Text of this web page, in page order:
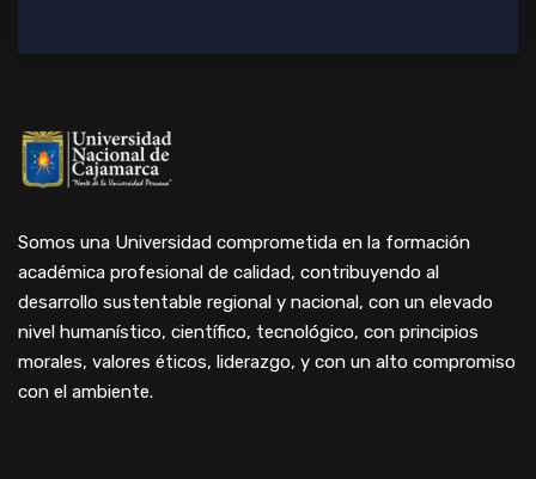
Somos una Universidad comprometida en la formación
académica profesional de calidad, contribuyendo al
desarrollo sustentable regional y nacional, con un elevado
nivel humanístico, científico, tecnológico, con principios
morales, valores éticos, liderazgo, y con un alto compromiso
con el ambiente.